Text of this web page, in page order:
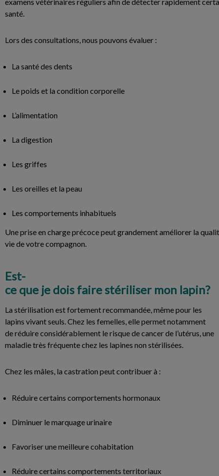
santé.
Lors des consultations, nous pouvons évaluer :
La santé des dents
Le poids et la condition corporelle
L’alimentation
La digestion
Les griffes
Les oreilles et la peau
Les comportements inhabituels
Une prise en charge précoce peut grandement améliorer la
vie de votre compagnon.
Est-
ce que je dois faire stériliser mon lapin?
La stérilisation est fortement recommandée, même pour les
lapins vivant seuls. Chez les femelles, elle permet notamment
de réduire considérablement le risque de cancer de l’utérus, une
maladie très fréquente chez les lapines non stérilisées.
Chez les mâles, la castration peut contribuer à :
Réduire certains comportements hormonaux
Diminuer le marquage urinaire
Favoriser une meilleure cohabitation
Réduire certains comportements territoriaux